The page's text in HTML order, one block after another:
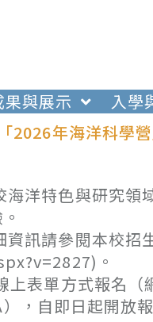
果與展示 入學
2026年海洋科學
洋特色與研究
資訊請參閱本
。
表單方式報名（
自即日起開放